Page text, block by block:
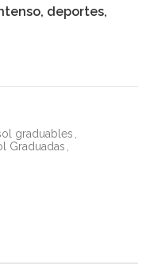
deportes,
graduables
Graduadas